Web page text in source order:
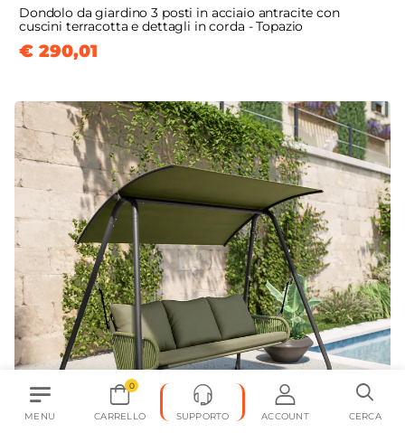
Dondolo da giardino 3 posti in acciaio antracite con
cuscini terracotta e dettagli in corda - Topazio
€ 290,01
MENU
0
CARRELLO SUPPORTO ACCOUNT CERCA